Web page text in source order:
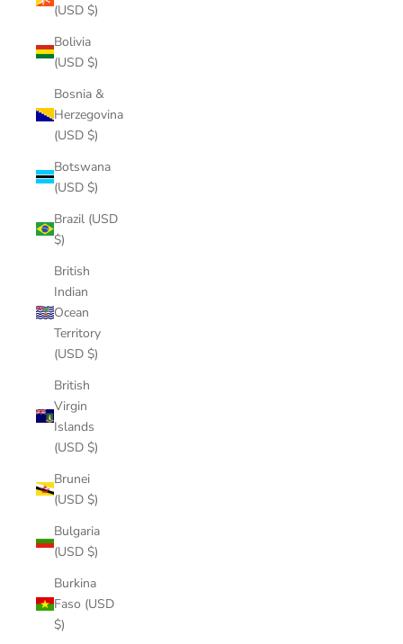
(USD $)
Bolivia
(USD $)
Bosnia &
Herzegovina
(USD $)
Botswana
(USD $)
Brazil (USD
$)
British
Indian
Ocean
Territory
(USD $)
British
Virgin
Islands
(USD $)
Brunei
(USD $)
Bulgaria
(USD $)
Burkina
Faso (USD
$)